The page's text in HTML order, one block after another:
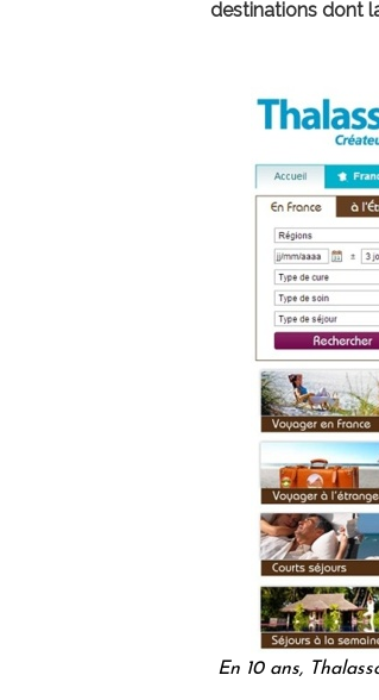
destinations dont
En 10 ans,